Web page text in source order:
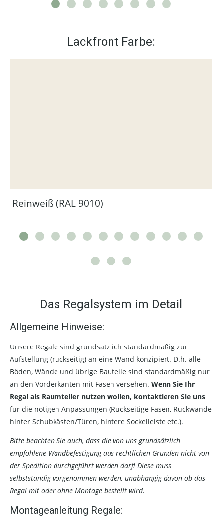
Lackfront Farbe:
Reinweiß (RAL 9010)
Das Regalsystem im Detail
Allgemeine Hinweise:
Unsere Regale sind grundsätzlich standardmäßig zur
Aufstellung (rückseitig) an eine Wand konzipiert. D.h. alle
Böden, Wände und übrige Bauteile sind standardmäßig nur
an den Vorderkanten mit Fasen versehen. Wenn Sie Ihr
Regal als Raumteiler nutzen wollen, kontaktieren Sie uns
für die nötigen Anpassungen (Rückseitige Fasen, Rückwände
hinter Schubkästen/Türen, hintere Sockelleiste etc.).
Bitte beachten Sie auch, dass die von uns grundsätzlich
empfohlene Wandbefestigung aus rechtlichen Gründen nicht von
der Spedition durchgeführt werden darf! Diese muss
selbstständig vorgenommen werden, unabhängig davon ob das
Regal mit oder ohne Montage bestellt wird.
Montageanleitung Regale: